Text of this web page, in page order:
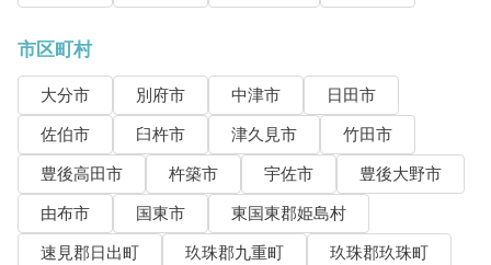
市区町村
大分市 別府市 中津市
日田市
佐伯市
臼杵市 津久見市
竹田市
豊後高田市
杵築市 宇佐市
豊後大野市
由布市
国東市
東国東郡姫島村
速見郡日出町
玖珠郡九重町 玖珠郡玖珠町